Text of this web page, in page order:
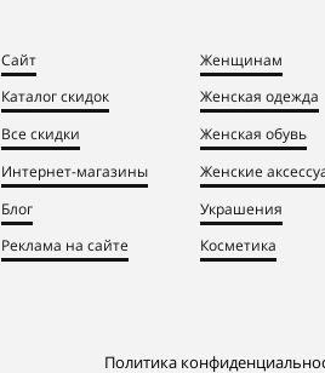
Сайт
Каталог скидок
Все скидки
Интернет-магазины
Блог
Реклама на сайте
Женщинам
Женская одежда
Женская обувь
Женские
Украшения
Косметика
Политика